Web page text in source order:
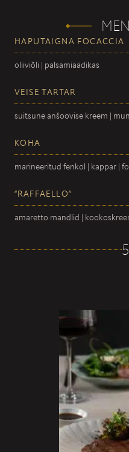
HAPUTAIGNA FOCACCIA
oliiviõli | palsamiäädikas
VEISE TARTAR
suitsune anšoovise kreem |
KOHA
marineeritud fenkol | kappar |
“RAFFAELLO”
amaretto mandlid |